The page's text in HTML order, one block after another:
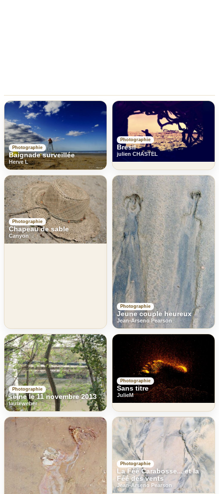
Photographie
Baignade surveillée
Herve L
Photographie
Bresil
julien CHASTEL
Photographie
Chapeau de sable
Canyon
Photographie
Jeune couple heureux
Jean-Arseno Pearson
Photographie
seine le 11 novembre 2013
laureweber
Photographie
Sans titre
JulieM
Photographie
La Féé Carabosse... et la
Féé des vents
Jean-Arseno Pearson